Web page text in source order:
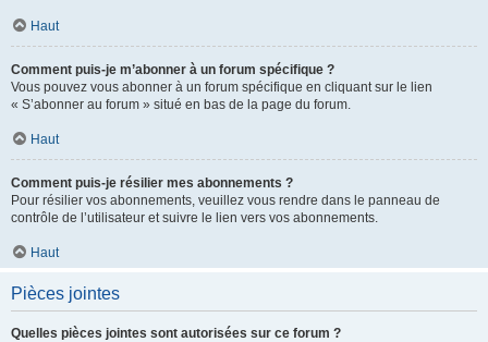
Haut
Comment puis-je m’abonner à un forum spécifique ?
Vous pouvez vous abonner à un forum spécifique en cliquant sur le lien
« S’abonner au forum » situé en bas de la page du forum.
Haut
Comment puis-je résilier mes abonnements ?
Pour résilier vos abonnements, veuillez vous rendre dans le panneau de
contrôle de l’utilisateur et suivre le lien vers vos abonnements.
Haut
Pièces jointes
Quelles pièces jointes sont autorisées sur ce forum ?